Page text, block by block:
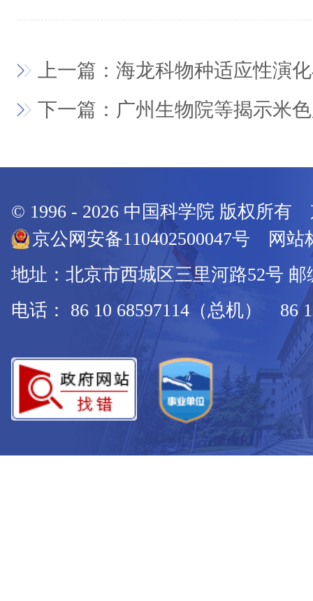
上一篇：海龙科物种适应性演
下一篇：广州生物院等揭示米
© 1996 - 2026 中国科学院 版权所有
京公网安备110402500047号 网站
地址：北京市西城区三里河路52号 邮
电话： 86 10 68597114（总机） 86